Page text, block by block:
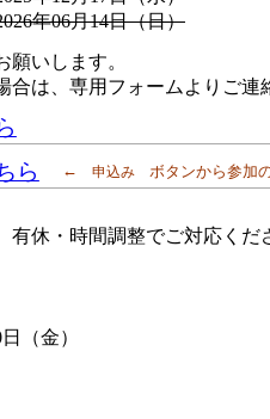
年06月14日（日）
いします。
は、専用フォームよりご連
ら
← 申込み ボタンから参加
休・時間調整でご対応くだ
（金）